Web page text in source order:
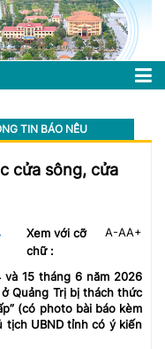
TIN BÁO NÊU
cửa sông, cửa
Xem với cỡ
chữ :
A-AA+
và 15 tháng 6 năm 2026
Quảng Trị bị thách thức
(có photo bài báo kèm
tịch UBND tỉnh có ý kiến